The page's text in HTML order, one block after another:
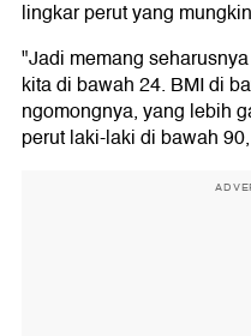
lingkar perut yang
"Jadi memang
kita di bawah 24. BMI di
ngomongnya, yang lebih
perut laki-laki di bawah